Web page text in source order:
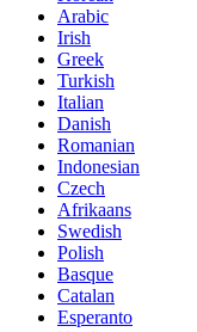
Arabic
Irish
Greek
Turkish
Italian
Danish
Romanian
Indonesian
Czech
Afrikaans
Swedish
Polish
Basque
Catalan
Esperanto